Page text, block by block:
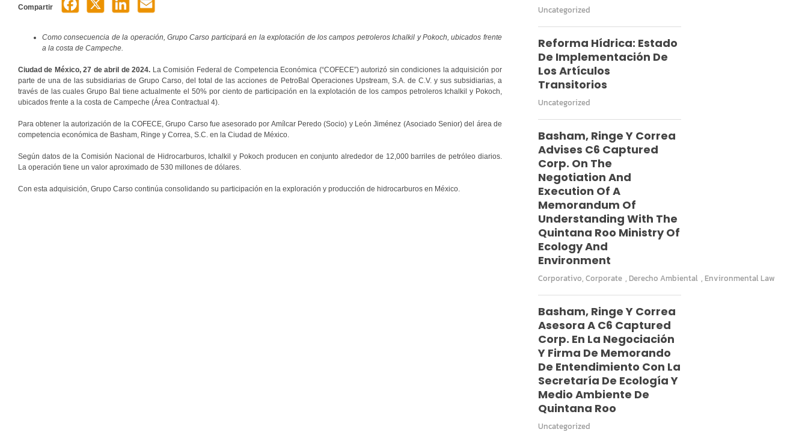
Compartir
Como consecuencia de la operación, Grupo Carso participará en la explotación de los campos petroleros Ichalkil y Pokoch, ubicados frente
a la costa de Campeche.
Ciudad de México, 27 de abril de 2024. La Comisión Federal de Competencia Económica (“COFECE”) autorizó sin condiciones la adquisición por
parte de una de las subsidiarias de Grupo Carso, del total de las acciones de PetroBal Operaciones Upstream, S.A. de C.V. y sus subsidiarias, a
través de las cuales Grupo Bal tiene actualmente el 50% por ciento de participación en la explotación de los campos petroleros Ichalkil y Pokoch,
ubicados frente a la costa de Campeche (Área Contractual 4).
Para obtener la autorización de la COFECE, Grupo Carso fue asesorado por Amílcar Peredo (Socio) y León Jiménez (Asociado Senior) del área de
competencia económica de Basham, Ringe y Correa, S.C. en la Ciudad de México.
Según datos de la Comisión Nacional de Hidrocarburos, Ichalkil y Pokoch producen en conjunto alrededor de 12,000 barriles de petróleo diarios.
La operación tiene un valor aproximado de 530 millones de dólares.
Con esta adquisición, Grupo Carso continúa consolidando su participación en la exploración y producción de hidrocarburos en México.
Uncategorized
Reforma Hídrica: Estado
De Implementación De
Los Artículos
Transitorios
Uncategorized
Basham, Ringe Y Correa
Advises C6 Captured
Corp. On The
Negotiation And
Execution Of A
Memorandum Of
Understanding With The
Quintana Roo Ministry Of
Ecology And
Environment
Corporativo, Corporate , Derecho Ambiental , Environmental Law
Basham, Ringe Y Correa
Asesora A C6 Captured
Corp. En La Negociación
Y Firma De Memorando
De Entendimiento Con La
Secretaría De Ecología Y
Medio Ambiente De
Quintana Roo
Uncategorized